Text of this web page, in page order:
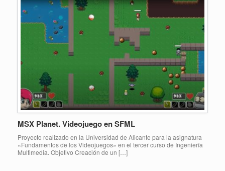
MSX Planet. Videojuego en SFML
Proyecto realizado en la Universidad de Alicante para la asignatura
«Fundamentos de los Videojuegos» en el tercer curso de Ingeniería
Multimedia. Objetivo Creación de un […]